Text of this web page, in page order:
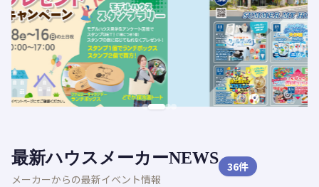
最新ハウスメーカーNEWS
メーカーからの最新イベント情報
36件